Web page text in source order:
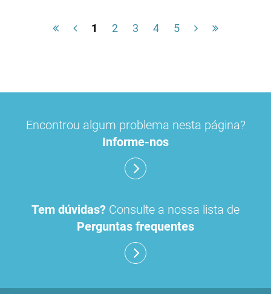
1 2 3 4 5
Encontrou algum problema nesta página?
Informe-nos
Tem dúvidas? Consulte a nossa lista de
Perguntas frequentes